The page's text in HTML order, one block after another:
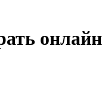
онлайн